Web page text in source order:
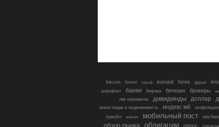
bitcoin brent cnyrub eurusd forex gbpusd
аэрофлот банки биржа биткоин брокеры
гмк норникель
дивиденды доллар
инвестиции в недвижимость индекс мб
инфляция
лукойл
магнит мобильный пост
обзор рынка облигации опрос